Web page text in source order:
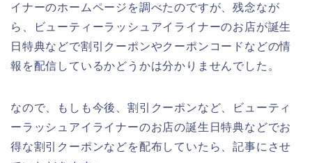
イナーのホームページを調べたのですが、残念なが
ら、ビューティーラッシュアイライナーのお店が誕生
日特典などで割引クーポンやクーポンコードなどの情
報を配信しているかどうかは分かりませんでした。
なので、もしも今後、割引クーポンなど、ビューティ
ーラッシュアイライナーのお店の誕生日特典などでお
得な割引クーポンなどを配布していたら、記事にさせ